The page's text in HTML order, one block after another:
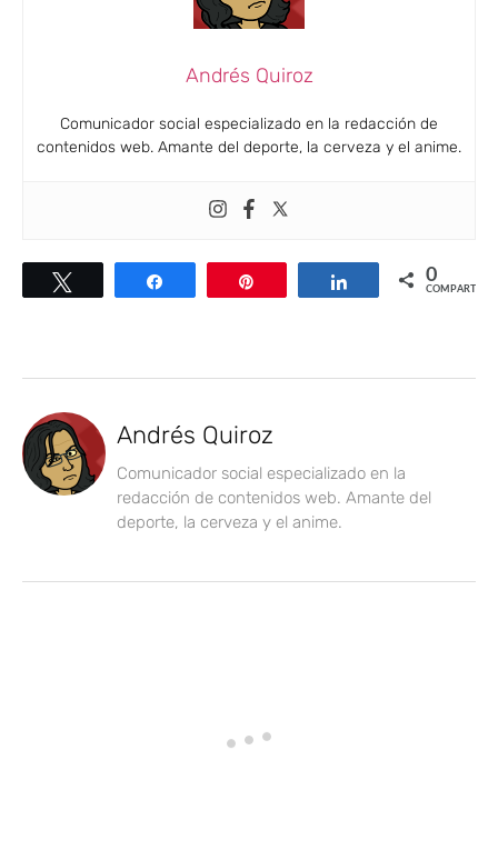
Andrés Quiroz
Comunicador social especializado en la redacción de
contenidos web. Amante del deporte, la cerveza y el anime.
Compartir Compartir0
COMPARTIR
Andrés Quiroz
Comunicador social especializado en la
redacción de contenidos web. Amante del
deporte, la cerveza y el anime.